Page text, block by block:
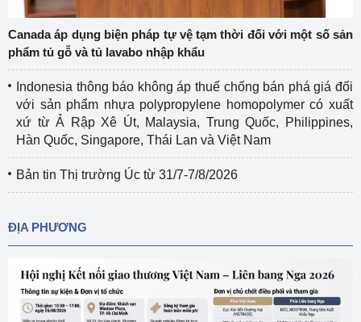
Canada áp dụng biện pháp tự vệ tạm thời đối với một số sản
phẩm tủ gỗ và tủ lavabo nhập khẩu
Indonesia thông báo không áp thuế chống bán phá giá đối
với sản phẩm nhựa polypropylene homopolymer có xuất
xứ từ Ả Rập Xê Út, Malaysia, Trung Quốc, Philippines,
Hàn Quốc, Singapore, Thái Lan và Việt Nam
Bản tin Thị trường Úc từ 31/7-7/8/2026
ĐỊA PHƯƠNG